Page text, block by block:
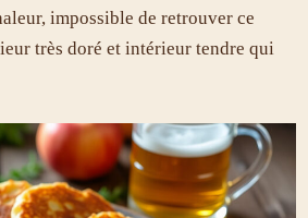
impossible de retrouver ce
très doré et intérieur tendre qui